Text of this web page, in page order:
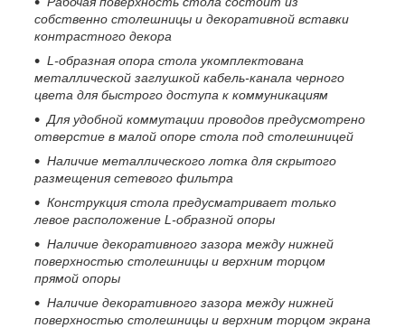
собственно столешницы и декоративной вставки
контрастного декора
L -образная опора стола укомплектована
металлической заглушкой кабель-канала черного
цвета для быстрого доступа к коммуникациям
Для удобной коммутации проводов предусмотрено
отверстие в малой опоре стола под столешницей
Наличие металлического лотка для скрытого
размещения сетевого фильтра
Конструкция стола предусматривает только
левое расположение L -образной опоры
Наличие декоративного зазора между нижней
поверхностью столешницы и верхним торцом
прямой опоры
Наличие декоративного зазора между нижней
поверхностью столешницы и верхним торцом экрана